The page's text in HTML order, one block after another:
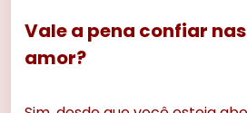
Vale a pena confiar
amor?